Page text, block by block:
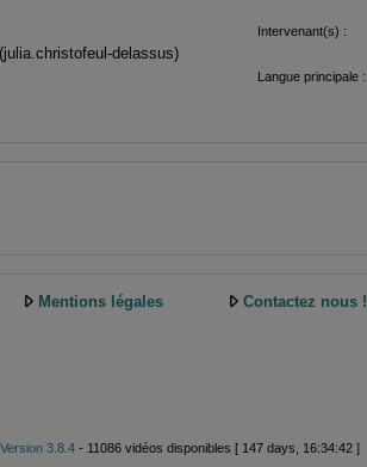
delassus)
Intervenant(s) :
Langue principale :
Mentions légales Contactez nous !
Version 3.8.4 - 11086 vidéos disponibles [ 147 days, 16:34:42 ]